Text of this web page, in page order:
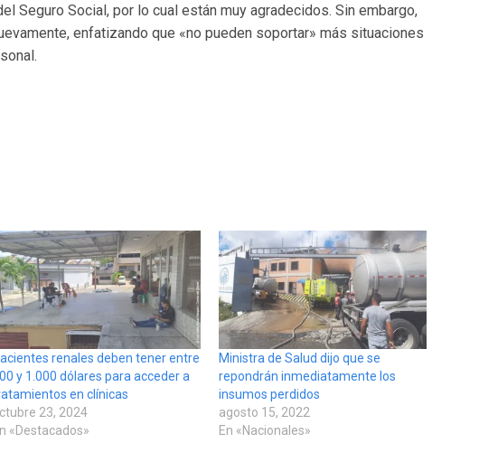
Seguro Social, por lo cual están muy agradecidos. Sin embargo,
enfatizando que «no pueden soportar» más situaciones
renales deben tener entre
y 1.000 dólares para acceder a
en clínicas
23, 2024
«Destacados»
Ministra de Salud dijo que se
repondrán inmediatamente los
insumos perdidos
agosto 15, 2022
En «Nacionales»